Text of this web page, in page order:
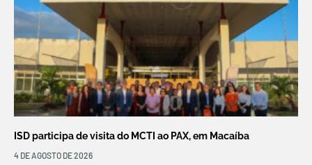
ISD participa de visita do MCTI ao PAX, em Macaíba
4 DE AGOSTO DE 2026